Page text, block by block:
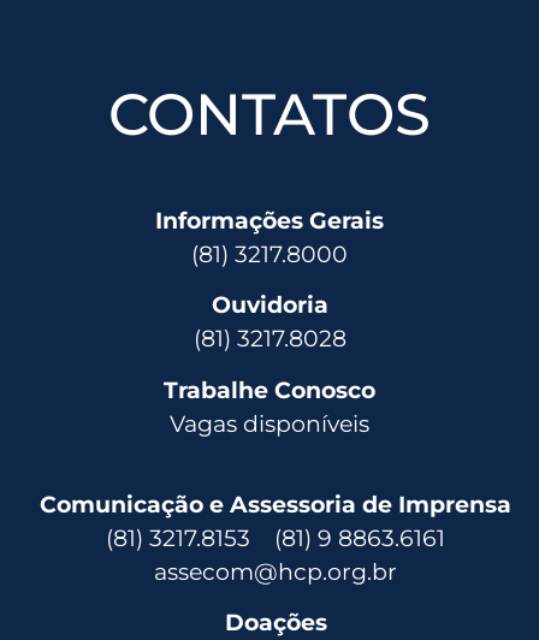
CONTATOS
Informações Gerais
(81) 3217.8000
Ouvidoria
(81) 3217.8028
Trabalhe Conosco
Vagas disponíveis
Comunicação e Assessoria de Imprensa
(81) 3217.8153 (81) 9 8863.6161
assecom@hcp.org.br
Doações